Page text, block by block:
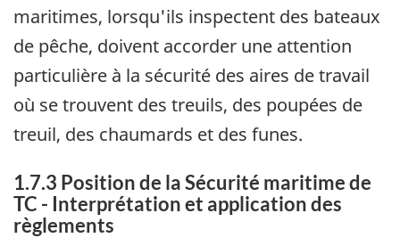
maritimes, lorsqu'ils inspectent des bateaux
de pêche, doivent accorder une attention
particulière à la sécurité des aires de travail
où se trouvent des treuils, des poupées de
treuil, des chaumards et des funes.
1.7.3 Position de la Sécurité maritime de
TC - Interprétation et application des
règlements